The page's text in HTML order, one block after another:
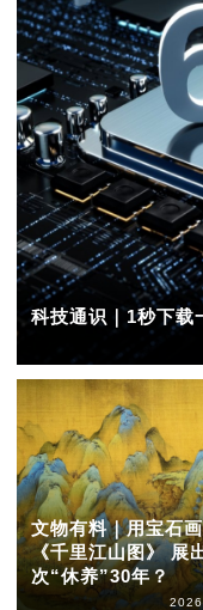
科技通识｜1秒下载
文物有料｜用宝石
《千里江山图》 展
次“休养”30年？